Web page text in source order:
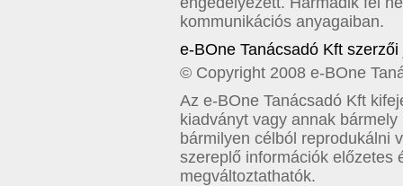
kommunikációs anyagaiban.
e-BOne Tanácsadó Kft
© Copyright 2008 e-BOne
Az e-BOne Tanácsadó Kft
kiadványt vagy annak
bármilyen célból reprodukálni
szereplő információk előzetes
megváltoztathatók.